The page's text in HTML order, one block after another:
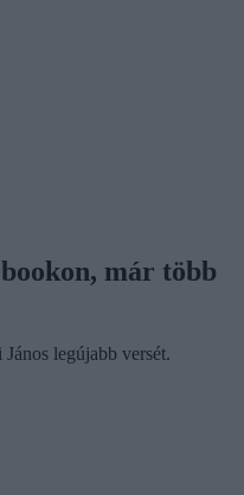
már több
legújabb versét.